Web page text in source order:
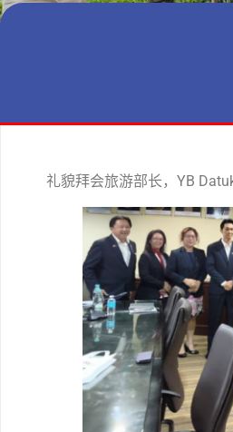
礼貌拜会旅游部长，YB